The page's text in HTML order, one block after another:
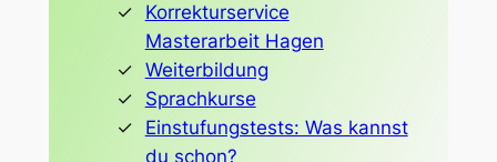
Korrekturservice
Masterarbeit Hagen
Weiterbildung
Sprachkurse
Einstufungstests: Was kannst
du schon?